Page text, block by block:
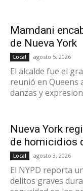
Mamdani
de Nueva York
Local agosto 5, 2026
El alcalde fue el
reunió en Queens
danzas y
Nueva York
de homicidios
Local agosto 3, 2026
El NYPD reporta
delitos graves